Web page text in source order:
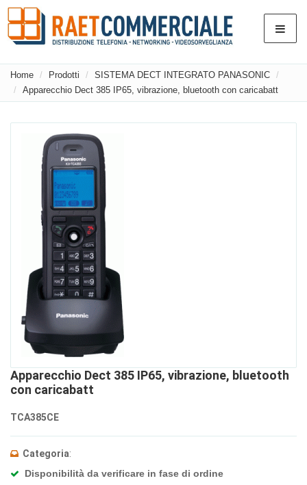
Home Prodotti
SISTEMA DECT INTEGRATO PANASONIC
Apparecchio Dect 385 IP65, vibrazione, bluetooth con caricabatt
Apparecchio Dect 385 IP65, vibrazione, bluetooth
con caricabatt
TCA385CE
Categoria:
Disponibilità da verificare in fase di ordine